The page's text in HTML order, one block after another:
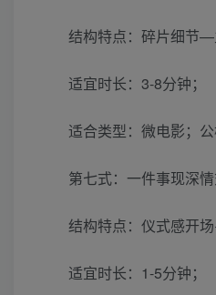
结构特点：碎片细节
适宜时长：3-8分钟；
适合类型：微电影；
第七式：一件事现深
结构特点：仪式感开
适宜时长：1-5分钟；